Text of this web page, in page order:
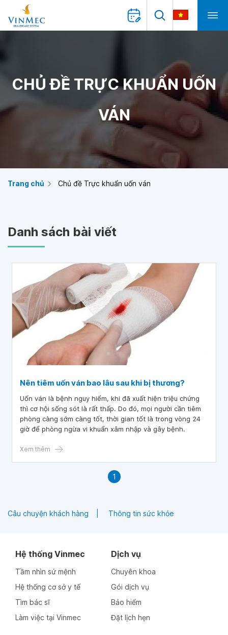
CHỦ ĐỀ TRỰC KHUẨN UỐN
VÁN
Trang chủ Chủ đề Trực khuẩn uốn ván
Danh sách bài viết
Nên tiêm uốn ván bao lâu sau khi bị thương?
Uốn ván là bệnh nguy hiểm, khi đã xuất hiện triệu chứng
thì cơ hội sống sót là rất thấp. Do đó, mọi người cần tiêm
phòng càng sớm càng tốt, thời gian tốt là trong vòng 24
giờ để phòng ngừa vi khuẩn xâm nhập và gây bệnh.
Xem thêm
1
Câu chuyện khách hàng Thông tin sức khỏe
Hệ thống Vinmec
Tầm nhìn sứ mệnh
Hệ thống cơ sở y tế
Tìm bác sĩ
Làm việc tại Vinmec
Dịch vụ
Chuyên khoa
Gói dịch vụ
Bảo hiểm
Đặt lịch hẹn